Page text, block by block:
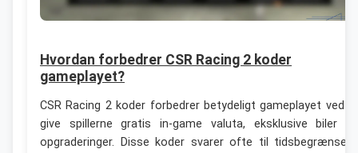
Hvordan forbedrer CSR Racing 2 koder
gameplayet?
CSR Racing 2 koder forbedrer betydeligt gameplayet ved
give spillerne gratis in-game valuta, eksklusive biler
opgraderinger. Disse koder svarer ofte til